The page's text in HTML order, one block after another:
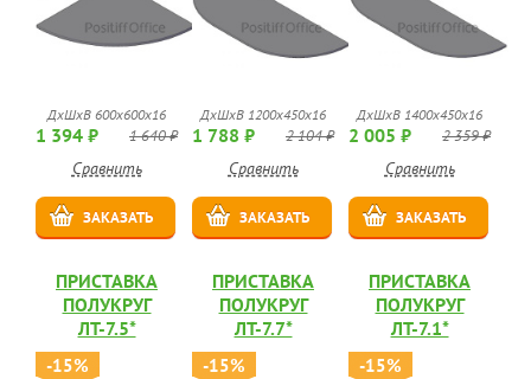
ДхШхВ 600х600х16
1 394 ₽ 1 640 ₽
Сравнить
ЗАКАЗАТЬ
ДхШхВ 1200х450х16
1 788 ₽ 2 104 ₽
Сравнить
ЗАКАЗАТЬ
ДхШхВ 1400х450х16
2 005 ₽ 2 359 ₽
Сравнить
ЗАКАЗАТЬ
ПРИСТАВКА
ПОЛУКРУГ
ЛТ-7.5*
-15%
ПРИСТАВКА
ПОЛУКРУГ
ЛТ-7.7*
-15%
ПРИСТАВКА
ПОЛУКРУГ
ЛТ-7.1*
-15%